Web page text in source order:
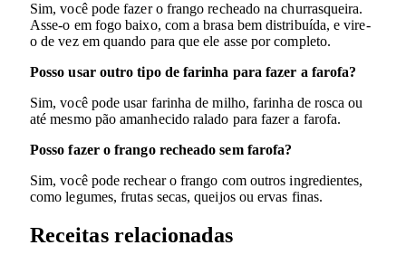
Sim, você pode fazer o frango recheado na churrasqueira.
Asse-o em fogo baixo, com a brasa bem distribuída, e vire-
o de vez em quando para que ele asse por completo.
Posso usar outro tipo de farinha para fazer a farofa?
Sim, você pode usar farinha de milho, farinha de rosca ou
até mesmo pão amanhecido ralado para fazer a farofa.
Posso fazer o frango recheado sem farofa?
Sim, você pode rechear o frango com outros ingredientes,
como legumes, frutas secas, queijos ou ervas finas.
Receitas relacionadas